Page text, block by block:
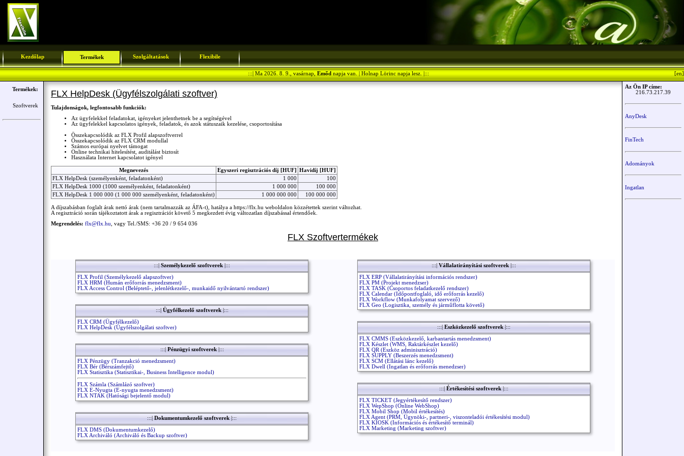
Kezdőlap Termékek Szolgáltatások Flexibile
:::| Ma 2026. 8. 9., vasárnap, Emőd napja van. | Holnap Lörinc napja lesz. |::: [en]
Termékek:
Szoftverek
FLX HelpDesk (Ügyfélszolgálati szoftver)
Tulajdonságok, legfontosabb funkciók:
Az ügyfelekkel feladatokat, igényeket jelenthetnek be a segítségével
Az ügyfelekkel kapcsolatos igények, feladatok, és azok státuszaik kezelése, csoportosítása
Összekapcsolódik az FLX Profil alapszoftverrel
Összekapcsolódik az FLX CRM modullal
Számos európai nyelvet támogat
Online technikai hitelesítést, auditálást biztosít
Használata Internet kapcsolatot igényel
Megnevezés Egyszeri regisztrációs díj [HUF]
Havidíj [HUF]
FLX HelpDesk (személyenként, feladatonként)
1 000
100
FLX HelpDesk 1000 (1000 személyenként, feladatonként)
1 000 000
100 000
FLX HelpDesk 1 000 000 (1 000 000 személyenként, feladatonként)
1 000 000 000 100 000 000
A díjszabásban foglalt árak nettó árak (nem tartalmazzák az ÁFA-t), hatálya a https://flx.hu weboldalon közzétettek szerint változhat.
A regisztráció során tájékoztatott árak a regisztrációt követő 5 megkezdett évig változatlan díjszabással értendőek.
Megrendelés: flx@flx.hu, vagy Tel./SMS: +36 20 / 9 654 036
FLX Szoftvertermékek
:::| Személykezelő szoftverek |:::
FLX Profil (Személykezelő alapszoftver)
FLX HRM (Humán erőforrás menedzsment)
FLX Access Control (Beléptető-, jelenlétkezelő-, munkaidő nyilvántartó rendszer)
:::| Ügyfélkezelő szoftverek |:::
FLX CRM (Ügyfélkezelő)
FLX HelpDesk (Ügyfélszolgálati szoftver)
:::| Pénzügyi szoftverek |:::
FLX Pénzügy (Tranzakció menedzsment)
FLX Bér (Bérszámfejtő)
FLX Statisztika (Statisztikai-, Business Intelligence modul)
FLX Számla (Számlázó szoftver)
FLX E-Nyugta (E-nyugta menedzsment)
FLX NTAK (Hatósági bejelentő modul)
:::| Dokumentumkezelő szoftverek |:::
FLX DMS (Dokumentumkezelő)
FLX Archiváló (Archiváló és Backup szoftver)
:::| Vállalatirányítási szoftverek |:::
FLX ERP (Vállalatirányítási információs rendszer)
FLX PM (Projekt menedzser)
FLX TASK (Csoportos feladatkezelő rendszer)
FLX Calendar (Időpontfoglaló, idő erőforrás kezelő)
FLX Workflow (Munkafolyamat szervező)
FLX Geo (Logisztika, személy és járműflotta követő)
:::| Eszközkezelő szoftverek |:::
FLX CMMS (Eszközkezelő, karbantartás menedzsment)
FLX Készlet (WMS, Raktárkészlet kezelő)
FLX QR (Eszköz adminisztráció)
FLX SUPPLY (Beszerzés menedzsment)
FLX SCM (Ellátási lánc kezelő)
FLX Dwell (Ingatlan és erőforrás menedzser)
:::| Értékesítési szoftverek |:::
FLX TICKET (Jegyértékesítő rendszer)
FLX WepShop (Online WebShop)
FLX Mobil Shop (Mobil értékesítés)
FLX Agent (PRM, Ügynöki-, partneri-, viszonteladói értékesítési modul)
FLX KIOSK (Információs és értékesítő terminál)
FLX Marketing (Marketing szoftver)
Az Ön IP címe:
216.73.217.39
AnyDesk
FinTech
Adományok
Ingatlan